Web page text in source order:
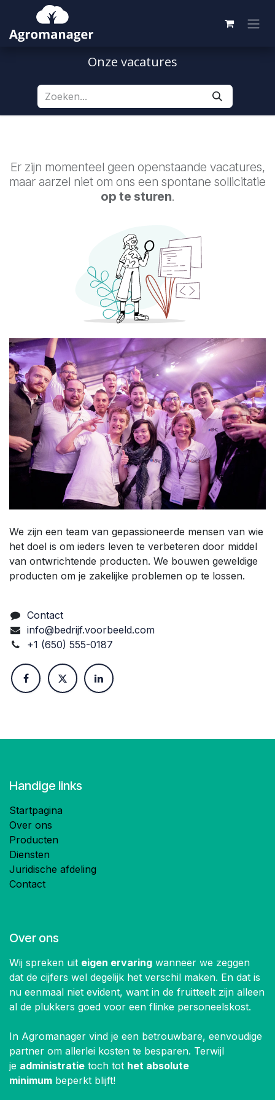
Overslaan naar inhoud
Onze vacatures
Er zijn momenteel geen openstaande vacatures,
maar aarzel niet om ons een spontane sollicitatie
op te sturen.
We zijn een team van gepassioneerde mensen van wie
het doel is om ieders leven te verbeteren door middel
van ontwrichtende producten. We bouwen geweldige
producten om je zakelijke problemen op te lossen.
Contact
info@bedrijf.voorbeeld.com
+1 (650) 555-0187
Handige links
Startpagina
Over ons
Producten
Diensten
Juridische afdeling
Contact
Over ons
Wij spreken uit eigen ervaring wanneer we zeggen
dat de cijfers wel degelijk het verschil maken. En dat is
nu eenmaal niet evident, want in de fruitteelt zijn alleen
al de plukkers goed voor een flinke personeelskost.
In Agromanager vind je een betrouwbare, eenvoudige
partner om allerlei kosten te besparen. Terwijl
je administratie toch tot het absolute
minimum beperkt blijft!